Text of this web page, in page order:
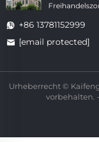
+86 13781152999
[email protected]
Urheberrecht ©
vorbehalten. -